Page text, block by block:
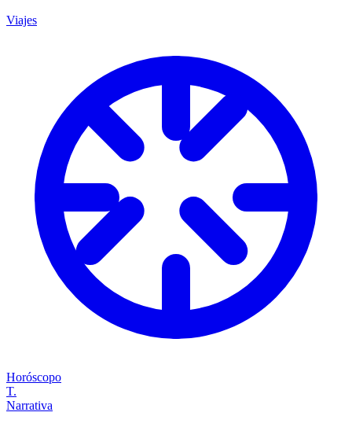
Viajes
Horóscopo
T.
Narrativa